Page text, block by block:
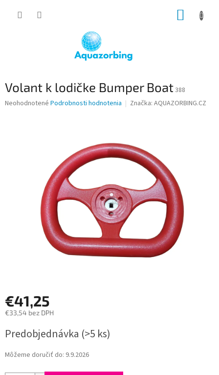
Volant k lodičke Bumper Boat388
Priemerné
Neohodnotené Podrobnosti hodnotenia Značka: AQUAZORBING.CZ
€41,25
€33,54 bez DPH
cena:
Predobjednávka (>5 ks)
Môžeme doručiť do: 9.9.2026